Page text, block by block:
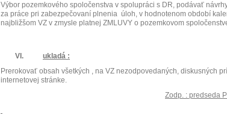
Výbor pozemkového spoločenstva v spolupráci s DR, podávať
za práce pri zabezpečovaní plnenia úloh, v hodnotenom období
najbližšom VZ v zmysle platnej ZMLUVY o pozemkovom
VI.
ukladá :
Prerokovať obsah všetkých , na VZ nezodpovedaných, diskusných
internetovej stránke.
Zodp. : predseda